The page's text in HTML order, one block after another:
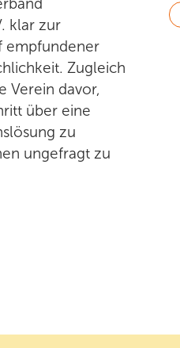
klar zur
empfundener
Zugleich
Verein davor,
über eine
zu
ungefragt zu